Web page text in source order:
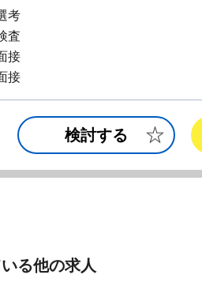
考
査
接
接
検討する
る他の求人